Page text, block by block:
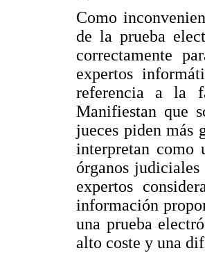
Como
de la prueba
correctamente
expertos
referencia a la
Manifiestan que
jueces piden más
interpretan como
órganos judiciales
expertos
información
una prueba
alto coste y una